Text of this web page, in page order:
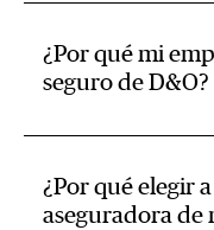
¿Por qué mi
seguro de D&O?
¿Por qué elegir
aseguradora de